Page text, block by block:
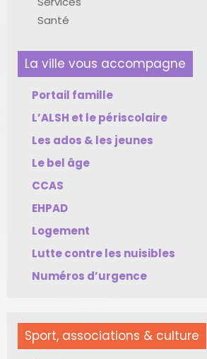
Santé
La ville vous accompagne
Portail famille
L’ALSH et le périscolaire
Les ados & les jeunes
Le bel âge
CCAS
EHPAD
Logement
Lutte contre les nuisibles
Numéros d’urgence
Sport, associations & culture